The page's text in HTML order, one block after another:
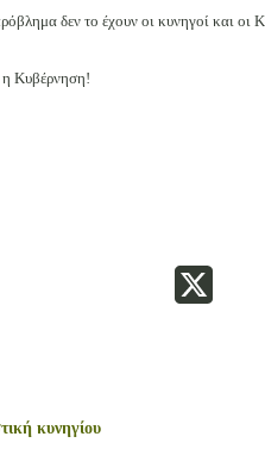
δεν το έχουν οι κυνηγοί και οι
η Κυβέρνηση!
κυνηγίου